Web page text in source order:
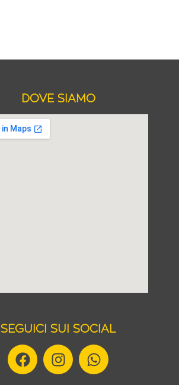
DOVE SIAMO
SEGUICI SUI SOCIAL
F
a
I
n
W
h